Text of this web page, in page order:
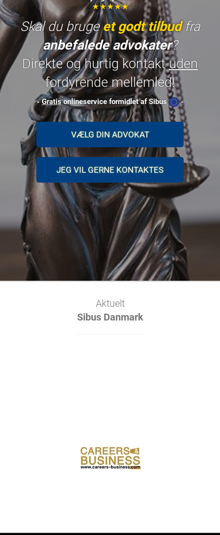
★★★★★
Skal du brugeet godt tilbudfra
anbefalede advokater?
Direkte og hurtig kontaktuden
fordyrende mellemled!
-Gratisonlineservice formidlet af Sibus -
VÆLG DIN ADVOKAT
JEG VIL GERNE KONTAKTES
Aktuelt
Sibus Danmark